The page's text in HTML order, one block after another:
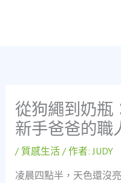
從狗繩到奶瓶
新手爸爸的職
/ 質感生活/ 作者:JUDY
凌晨四點半，天色還沒